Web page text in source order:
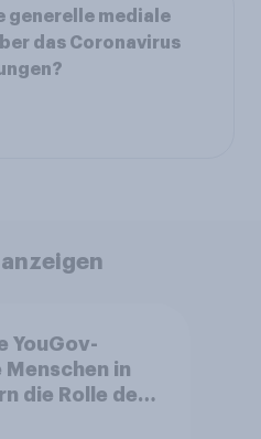
generelle mediale
das Coronavirus
YouGov-
Menschen in
die Rolle der